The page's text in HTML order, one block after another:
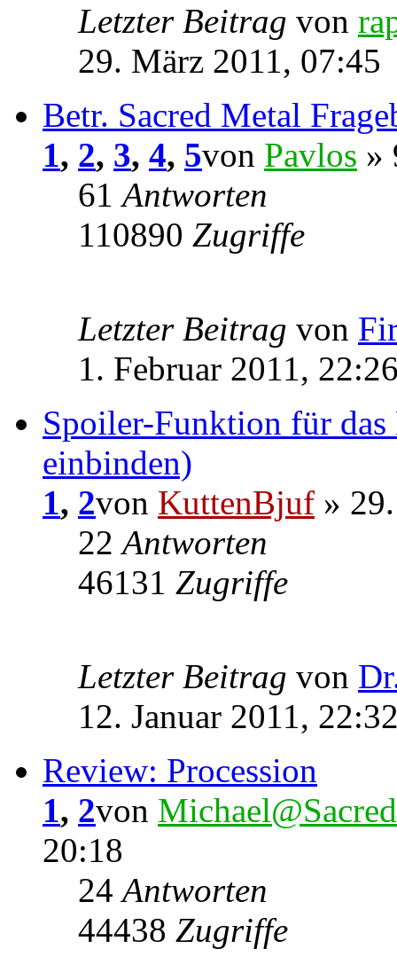
Letzter Beitrag von
29. März 2011, 07:45
Betr. Sacred Metal
1, 2, 3, 4, 5von Pavlos »
61Antworten
110890 Zugriffe
Letzter Beitrag von
1. Februar 2011,
Spoiler-Funktion für
einbinden)
1, 2von KuttenBjuf »
22Antworten
46131 Zugriffe
Letzter Beitrag von
12. Januar 2011,
Review: Procession
1, 2von
20:18
24Antworten
44438 Zugriffe